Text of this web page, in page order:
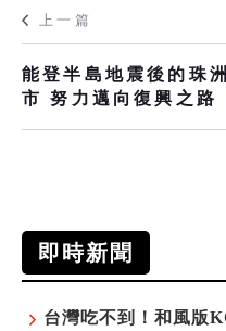
上一篇
能登半島地震後的珠洲
市 努力邁向復興之路
即時新聞